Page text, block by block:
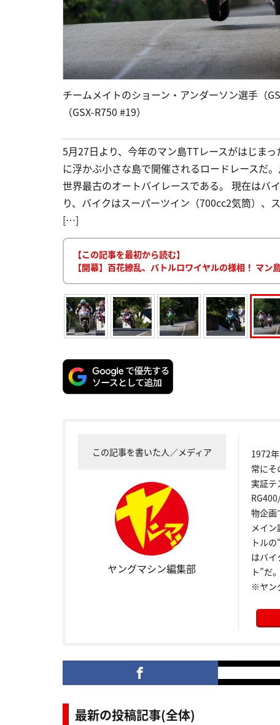
チームメイトのショーン・アンダーソン選手（
（GSX-R750 #19）
5月27日より、今年のマン島TTレースがはじま
に浮かぶ小さな島で開催されるロードレースだ
世界最古のオートバイレースである。 現在はバ
り、バイクはスーパーツイン（700cc2気筒）、
[…]
【この記事を最初から読む】
【開幕】百花繚乱、バトルロワイヤルの様相！ マ
この記事を書いた人／メディア
ヤングマシン編集部
1972
常にそ
実証テ
物企画
メイ
トル
はバイ
ト”だ。
※ヤン
最新の投稿記事(全体)